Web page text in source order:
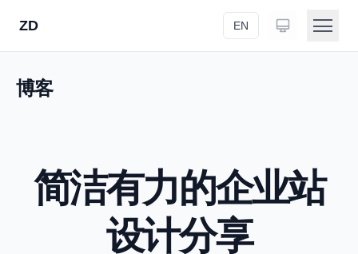
ZD EN
首页
研究
博客
简洁有力的企业站
设计分享